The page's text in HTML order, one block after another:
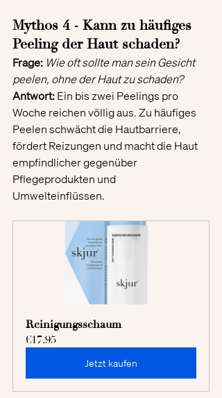
Mythos 4 - Kann zu häufiges
Peeling der Haut schaden?
Frage: Wie oft sollte man sein Gesicht
peelen, ohne der Haut zu schaden?
Antwort: Ein bis zwei Peelings pro
Woche reichen völlig aus. Zu häufiges
Peelen schwächt die Hautbarriere,
fördert Reizungen und macht die Haut
empfindlicher gegenüber
Pflegeprodukten und
Umwelteinflüssen.
Reinigungsschaum
€17.95
Jetzt kaufen